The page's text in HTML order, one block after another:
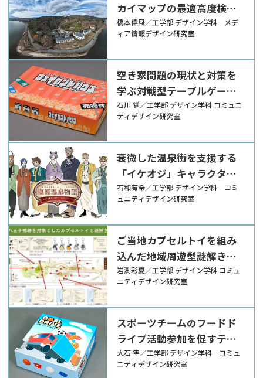
カイマップの最適高度検証
と開発
橋本偉風／工学部 デザイン学科 メデ
ィア情報デザイン研究室
空き家問題の現状と対策を
学ぶ対戦型テーブルゲーム
『ヴェイカントハウス』
石川 覚／工学部 デザイン学科 コミュニ
ティデザイン研究室
衰微した温泉街を支援する
「イケオジ」キャラクター
コンテンツ『塩原温泉物
語』
石和有希／工学部 デザイン学科 コミ
ュニティデザイン研究室
ご当地カプセルトイを組み
込んだ地域周遊型謎解きイ
ベントの枠組みづくり
岩渕彩夏／工学部 デザイン学科 コミュ
ニティデザイン研究室
スポーツチームのフードド
ライブ活動参加を促すテー
ブルゲーム『GOAL
DRIVE』
大石 隼／工学部 デザイン学科 コミュ
ニティデザイン研究室